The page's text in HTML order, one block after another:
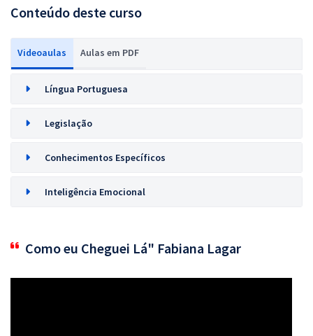
Conteúdo deste curso
Videoaulas Aulas em PDF
Língua Portuguesa
Legislação
Conhecimentos Específicos
Inteligência Emocional
Como eu Cheguei Lá" Fabiana Lagar